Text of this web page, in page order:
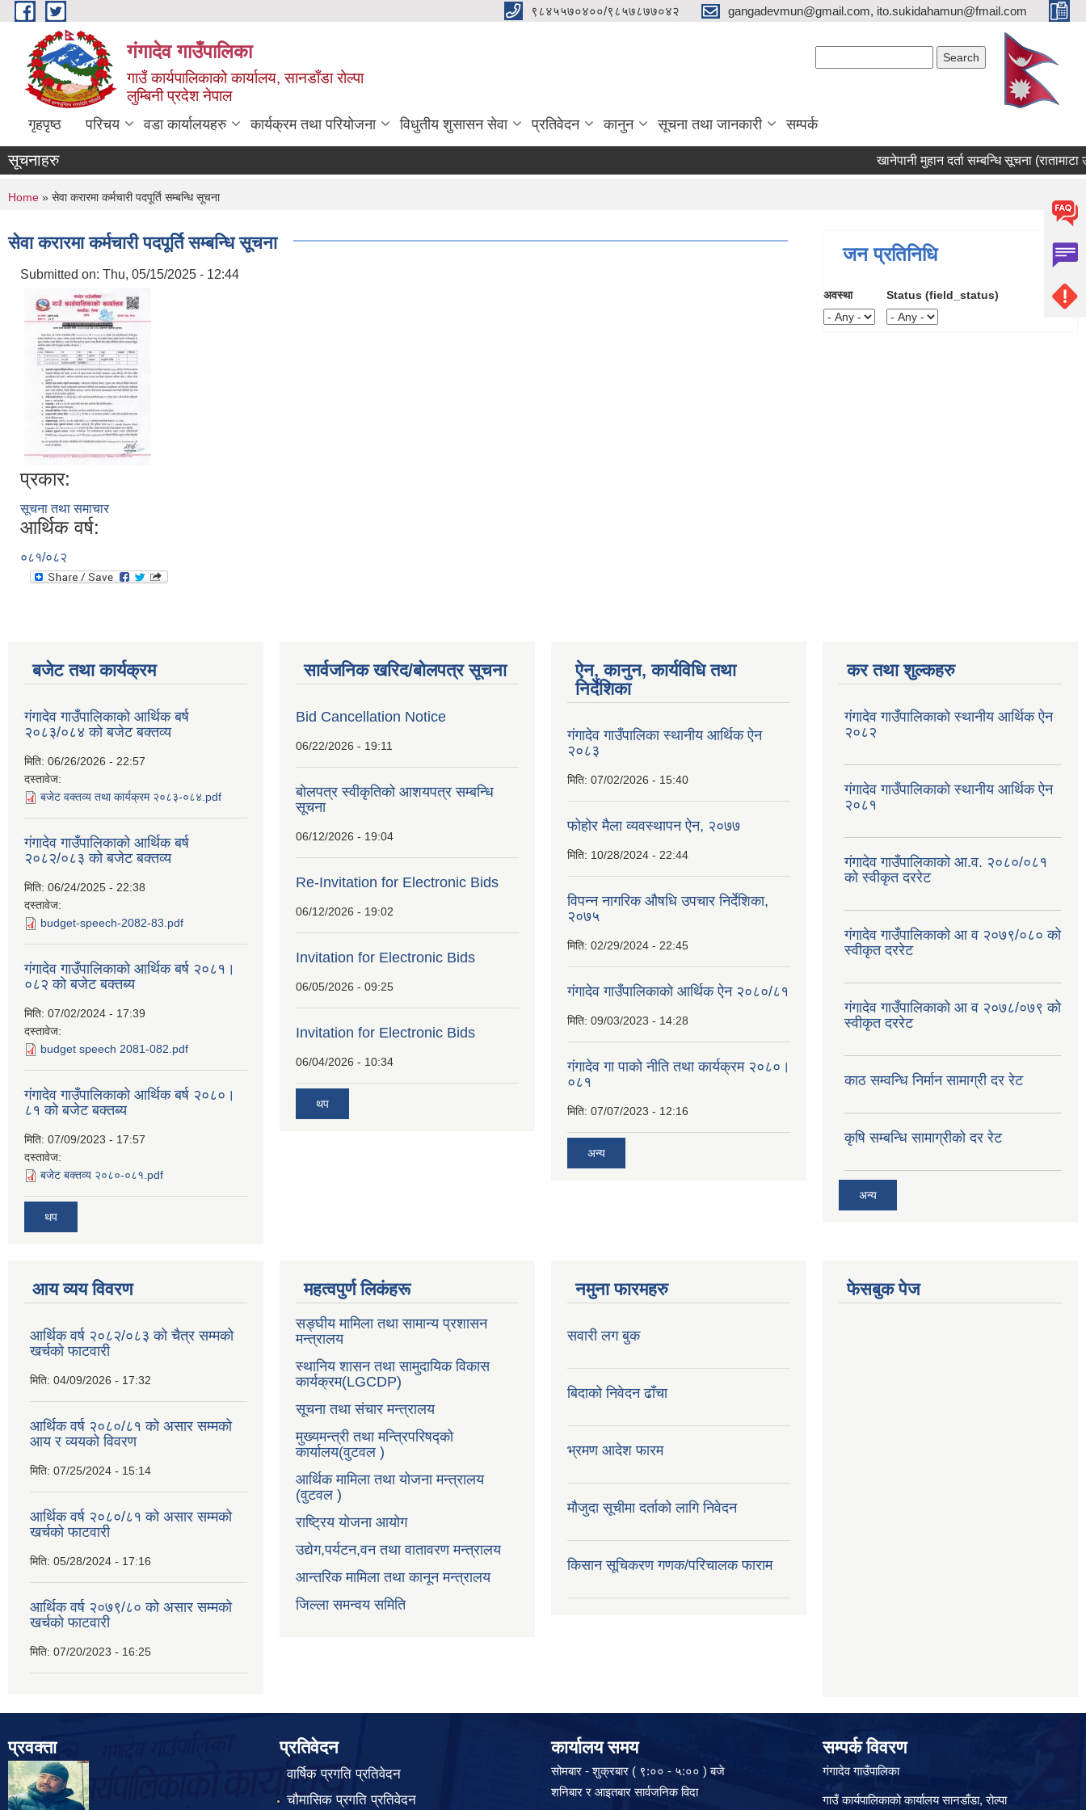
Skip to main content ९८४५५७०४००/९८५७८७७०४२ gangadevmun@gmail.com, ito.sukidahamun@fmail.com
गंगादेव गाउँपालिका
गाउँ कार्यपालिकाको कार्यालय, सानडाँडा रोल्पा
लुम्बिनी प्रदेश नेपाल
गृहपृष्ठ परिचय वडा कार्यालयहरु कार्यक्रम तथा परियोजना विधुतीय शुसासन सेवा प्रतिवेदन कानुन सूचना तथा जानकारी सम्पर्क
सूचनाहरु खानेपानी मुहान दर्ता सम्बन्धि सूचना (रातामाटा
You are here
Home » सेवा करारमा कर्मचारी पदपूर्ति सम्बन्धि सूचना
सेवा करारमा कर्मचारी पदपूर्ति सम्बन्धि सूचना
Submitted on: Thu, 05/15/2025 - 12:44
प्रकार:
सूचना तथा समाचार
आर्थिक वर्ष:
०८१/०८२
जन प्रतिनिधि
अवस्था Status (field_status)
बजेट तथा कार्यक्रम
गंगादेव गाउँपालिकाको आर्थिक बर्ष
२०८३/०८४ को बजेट बक्तव्य
मिति: 06/26/2026 - 22:57
दस्तावेज:
बजेट वक्तव्य तथा कार्यक्रम २०८३-०८४.pdf
गंगादेव गाउँपालिकाको आर्थिक बर्ष
२०८२/०८३ को बजेट बक्तव्य
मिति: 06/24/2025 - 22:38
दस्तावेज:
budget-speech-2082-83.pdf
गंगादेव गाउँपालिकाको आर्थिक बर्ष २०८१।
०८२ को बजेट बक्तब्य
मिति: 07/02/2024 - 17:39
दस्तावेज:
budget speech 2081-082.pdf
गंगादेव गाउँपालिकाको आर्थिक बर्ष २०८०।
८१ को बजेट बक्तब्य
मिति: 07/09/2023 - 17:57
दस्तावेज:
बजेट बक्तव्य २०८०-०८१.pdf
थप
सार्वजनिक खरिद/बोलपत्र सूचना
Bid Cancellation Notice
06/22/2026 - 19:11
बोलपत्र स्वीकृतिको आशयपत्र सम्बन्धि
सूचना
06/12/2026 - 19:04
Re-Invitation for Electronic Bids
06/12/2026 - 19:02
Invitation for Electronic Bids
06/05/2026 - 09:25
Invitation for Electronic Bids
06/04/2026 - 10:34
थप
ऐन, कानुन, कार्यविधि तथा
निर्देशिका
गंगादेव गाउँपालिका स्थानीय आर्थिक ऐन
२०८३
मिति: 07/02/2026 - 15:40
फोहोर मैला व्यवस्थापन ऐन, २०७७
मिति: 10/28/2024 - 22:44
विपन्न नागरिक औषधि उपचार निर्देशिका,
२०७५
मिति: 02/29/2024 - 22:45
गंगादेव गाउँपालिकाको आर्थिक ऐन २०८०/८१
मिति: 09/03/2023 - 14:28
गंगादेव गा पाको नीति तथा कार्यक्रम २०८०।
०८१
मिति: 07/07/2023 - 12:16
अन्य
कर तथा शुल्कहरु
गंगादेव गाउँपालिकाको स्थानीय आर्थिक ऐन
२०८२
गंगादेव गाउँपालिकाको स्थानीय आर्थिक ऐन
२०८१
गंगादेव गाउँपालिकाको आ.व. २०८०/०८१
को स्वीकृत दररेट
गंगादेव गाउँपालिकाको आ व २०७९/०८० को
स्वीकृत दररेट
गंगादेव गाउँपालिकाको आ व २०७८/०७९ को
स्वीकृत दररेट
काठ सम्वन्धि निर्मान सामाग्री दर रेट
कृषि सम्बन्धि सामाग्रीको दर रेट
अन्य
आय व्यय विवरण
आर्थिक वर्ष २०८२/०८३ को चैत्र सम्मको
खर्चको फाटवारी
मिति: 04/09/2026 - 17:32
आर्थिक वर्ष २०८०/८१ को असार सम्मको
आय र व्ययको विवरण
मिति: 07/25/2024 - 15:14
आर्थिक वर्ष २०८०/८१ को असार सम्मको
खर्चको फाटवारी
मिति: 05/28/2024 - 17:16
आर्थिक वर्ष २०७९/८० को असार सम्मको
खर्चको फाटवारी
मिति: 07/20/2023 - 16:25
महत्वपुर्ण लिकंहरू
सङ्घीय मामिला तथा सामान्य प्रशासन
मन्त्रालय
स्थानिय शासन तथा सामुदायिक विकास
कार्यक्रम(LGCDP)
सूचना तथा संचार मन्त्रालय
मुख्यमन्त्री तथा मन्त्रिपरिषद्को
कार्यालय(वुटवल )
आर्थिक मामिला तथा योजना मन्त्रालय
(वुटवल )
राष्ट्रिय योजना आयोग
उद्येग,पर्यटन,वन तथा वातावरण मन्त्रालय
आन्तरिक मामिला तथा कानून मन्त्रालय
जिल्ला समन्वय समिति
नमुना फारमहरु
सवारी लग बुक
बिदाको निवेदन ढाँचा
भ्रमण आदेश फारम
मौजुदा सूचीमा दर्ताको लागि निवेदन
किसान सूचिकरण गणक/परिचालक फाराम
फेसबुक पेज
प्रवक्ता प्रतिवेदन
वार्षिक प्रगति प्रतिवेदन
चौमासिक प्रगति प्रतिवेदन
कार्यालय समय
सोमबार - शुक्रबार ( ९:०० - ५:०० ) बजे
शनिबार र आइतबार सार्वजनिक विदा
सम्पर्क विवरण
गंगादेव गाउँपालिका
गाउँ कार्यपालिकाको कार्यालय सानडाँडा, रो‍‍ल्पा